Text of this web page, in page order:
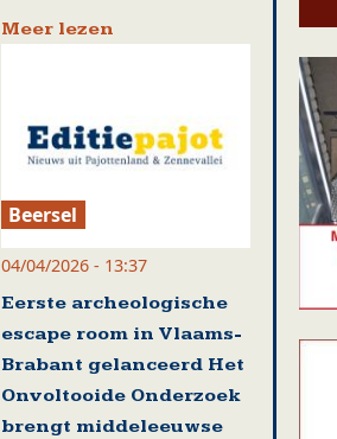
Meer lezen
Beersel
04/04/2026 - 13:37
Eerste archeologische
escape room in Vlaams-
Brabant gelanceerd Het
Onvoltooide Onderzoek
brengt middeleeuwse